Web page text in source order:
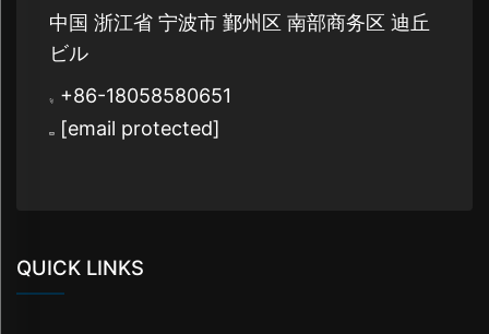
中国 浙江省 宁波市 鄞州区 南部商务区 迪丘
ビル
+86-18058580651
[email protected]
QUICK LINKS